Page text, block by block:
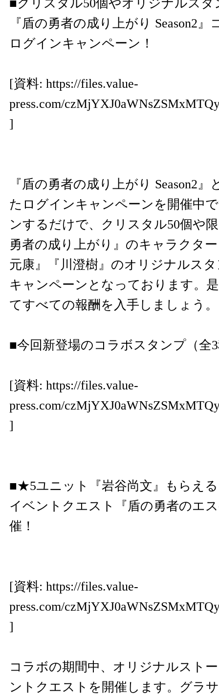
■クリスタル50個やオリジナルス
『盾の勇者の成り上がり Season2』
ログインキャンペーン！
[資料: https://files.value-
press.com/
]
『盾の勇者の成り上がり Season2
たログインキャンペーンを開催中
ンするだけで、クリスタル50個や
勇者の成り上がり』のキャラクタ
元康』『川澄樹』のオリジナルス
キャンペーンとなっております。
てすべての報酬を入手しましょう。
■今回新登場のコラボスタンプ（全
[資料: https://files.value-
press.com/
]
■★5ユニット『岩谷尚文』もらえ
イベントクエスト『盾の勇者のエ
催！
[資料: https://files.value-
press.com/
]
コラボの期間中、オリジナルスト
ントクエストを開催します。グラ